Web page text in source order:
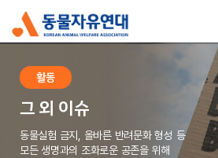
활동
그 외 이슈
동물실험 금지, 올바른 반려문화 형성 등
모든 생명과의 조화로운 공존을 위해